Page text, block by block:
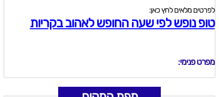
לפרטים מלאים לחץ כאן:
טופ נופש לפי שעה החופש לאהוב בקריות
מפרט פנימי: